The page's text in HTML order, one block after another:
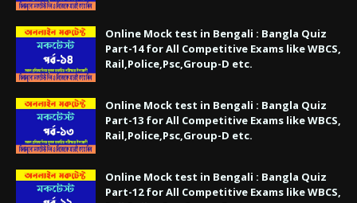
Online Mock test in Bengali : Bangla Quiz
Part-14 for All Competitive Exams like WBCS,
Rail,Police,Psc,Group-D etc.
Online Mock test in Bengali : Bangla Quiz
Part-13 for All Competitive Exams like WBCS,
Rail,Police,Psc,Group-D etc.
Online Mock test in Bengali : Bangla Quiz
Part-12 for All Competitive Exams like WBCS,